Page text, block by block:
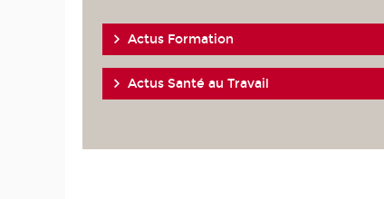
Actus Formation
Actus Santé au Travail